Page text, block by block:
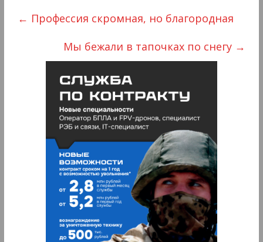
← Профессия скромная, но благородная
Мы бежали в тапочках по снегу →